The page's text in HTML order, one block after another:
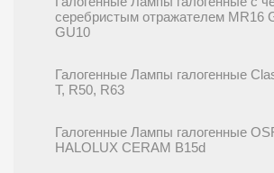
серебристым отражателем MR16
GU10
Галогенные Лампы галогенные
T, R50, R63
Галогенные Лампы галогенные
HALOLUX CERAM B15d